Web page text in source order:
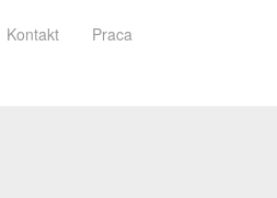
Kontakt Praca